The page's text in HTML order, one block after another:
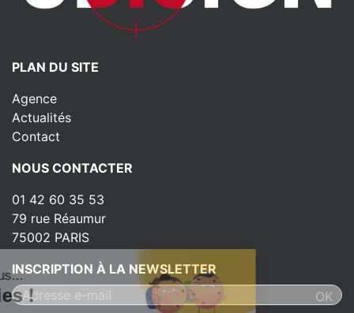
PLAN DU SITE
Agence
Actualités
Contact
NOUS CONTACTER
01 42 60 35 53
79 rue Réaumur
75002 PARIS
INSCRIPTION À LA NEWSLETTER
c'est nous...
Cookies !